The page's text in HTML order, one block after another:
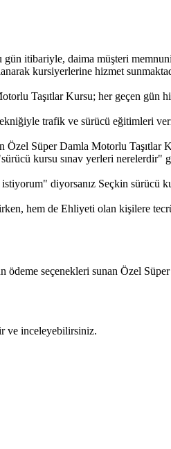
gün itibariyle, daima müşteri
kursiyerlerine hizmet
Taşıtlar Kursu; her geçen gün
trafik ve sürücü eğitimleri
Özel Süper Damla Motorlu
kursu sınav yerleri
diyorsanız Seçkin sürücü
hem de Ehliyeti olan kişilere
ödeme seçenekleri sunan Özel
ve inceleyebilirsiniz.